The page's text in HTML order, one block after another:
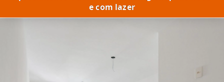
e com lazer